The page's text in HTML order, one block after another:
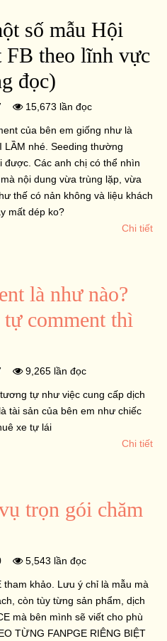
số mẫu Hội
FB theo lĩnh vực
đọc)
15,673 lần đọc
của bên em giống như là
LẦM nhé. Seeding thường
được. Các anh chị có thể nhìn
nội dung vừa trùng lặp, vừa
thế có nản không và liệu khách
mất dép ko?
Chi tiết
là như nào?
comment thì
9,265 lần đọc
tự như việc cung cấp dịch
tài sản của bên em như chiếc
xe tự lái
Chi tiết
trọn gói chăm
5,543 lần đọc
tham khảo. Lưu ý chỉ là mẫu mà
còn tùy từng sản phẩm, dịch
mà bên mình sẽ viết cho phù
TỪNG FANPGE RIÊNG BIỆT